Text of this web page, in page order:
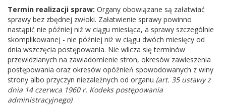
Termin realizacji spraw: Organy obowiązane są załatwiać
sprawy bez zbędnej zwłoki. Załatwienie sprawy powinno
nastąpić nie później niż w ciągu miesiąca, a sprawy szczególnie
skomplikowanej - nie później niż w ciągu dwóch miesięcy od
dnia wszczęcia postępowania. Nie wlicza się terminów
przewidzianych na zawiadomienie stron, okresów zawieszenia
postępowania oraz okresów opóźnień spowodowanych z winy
strony albo przyczyn niezależnych od organu (art. 35 ustawy z
dnia 14 czerwca 1960 r. Kodeks postępowania
administracyjnego)